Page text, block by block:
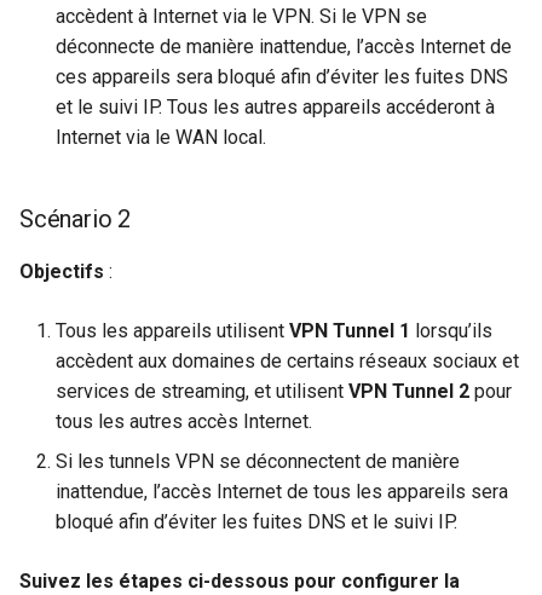
accèdent à Internet via le VPN. Si le VPN se
déconnecte de manière inattendue, l’accès Internet de
ces appareils sera bloqué afin d’éviter les fuites DNS
et le suivi IP. Tous les autres appareils accéderont à
Internet via le WAN local.
Scénario 2
Objectifs :
Tous les appareils utilisent VPN Tunnel 1 lorsqu’ils
accèdent aux domaines de certains réseaux sociaux et
services de streaming, et utilisent VPN Tunnel 2 pour
tous les autres accès Internet.
Si les tunnels VPN se déconnectent de manière
inattendue, l’accès Internet de tous les appareils sera
bloqué afin d’éviter les fuites DNS et le suivi IP.
Suivez les étapes ci-dessous pour configurer la